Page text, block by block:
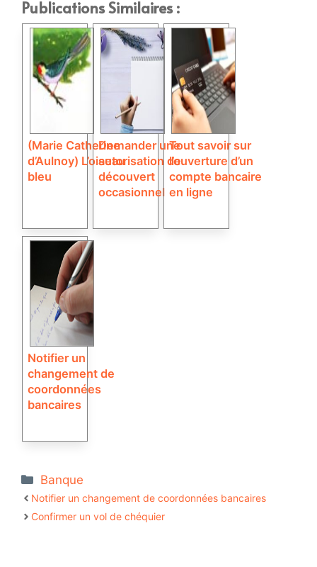
Publications Similaires :
(Marie Catherine
d’Aulnoy) L’oiseau
bleu
Demander une
autorisation de
découvert
occasionnel
Tout savoir sur
l’ouverture d’un
compte bancaire
en ligne
Notifier un
changement de
coordonnées
bancaires
Catégories
Banque
Notifier un changement de coordonnées bancaires
Confirmer un vol de chéquier